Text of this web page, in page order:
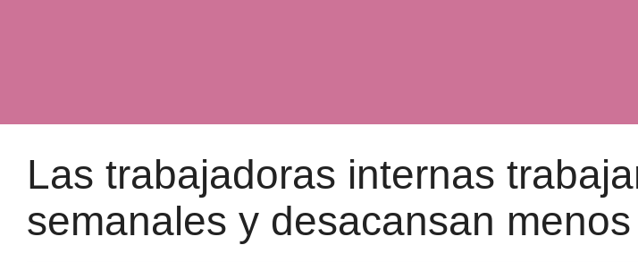
Las trabajadoras internas
semanales y desacansan